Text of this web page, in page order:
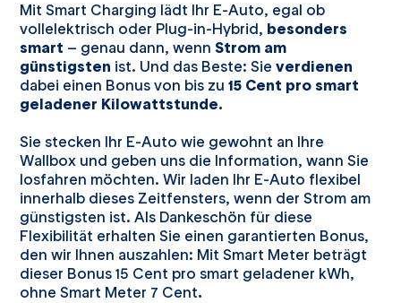
Mit Smart Charging lädt Ihr E-Auto, egal ob
vollelektrisch oder Plug-in-Hybrid, besonders
smart – genau dann, wennStrom am
günstigsten ist. Und das Beste: Sieverdienen
dabei einen Bonus von bis zu 15 Cent pro smart
geladener Kilowattstunde.
Sie stecken Ihr E-Auto wie gewohnt an Ihre
Wallbox und geben uns die Information, wann Sie
losfahren möchten. Wir laden Ihr E-Auto flexibel
innerhalb dieses Zeitfensters, wenn der Strom am
günstigsten ist. Als Dankeschön für diese
Flexibilität erhalten Sie einen garantierten Bonus,
den wir Ihnen auszahlen: Mit Smart Meter beträgt
dieser Bonus 15 Cent pro smart geladener kWh,
ohne Smart Meter 7 Cent.